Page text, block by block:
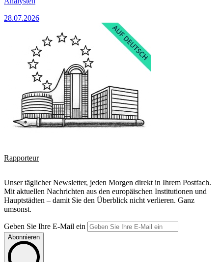
28.07.2026
Rapporteur
Unser täglicher Newsletter, jeden Morgen direkt in Ihrem Postfach.
Mit aktuellen Nachrichten aus den europäischen Institutionen und
Hauptstädten – damit Sie den Überblick nicht verlieren. Ganz
umsonst.
Geben Sie Ihre E-Mail ein
Abonnieren